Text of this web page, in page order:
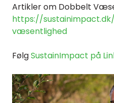
Artikler om Dobbelt
https://
væsentlighed
FølgSustainImpact på